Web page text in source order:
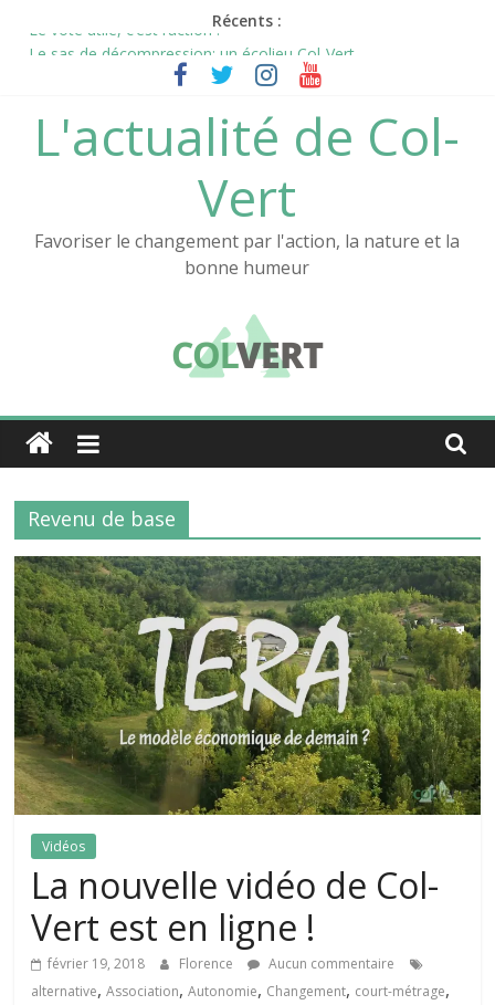
Récents :
Le vote utile, c’est l’action !
Le sas de décompression: un écolieu Col-Vert
L’aventure Col-Vert continue !
La nouvelle vidéo de Col-Vert est en ligne !
Notre documentaire sur l’Atelier au festival des films positifs !
L'actualité de Col-
Vert
Favoriser le changement par l'action, la nature et la
bonne humeur
Revenu de base
Vidéos
La nouvelle vidéo de Col-
Vert est en ligne !
février 19, 2018 Florence
Aucun commentaire
alternative,Association,Autonomie, Changement, court-métrage,